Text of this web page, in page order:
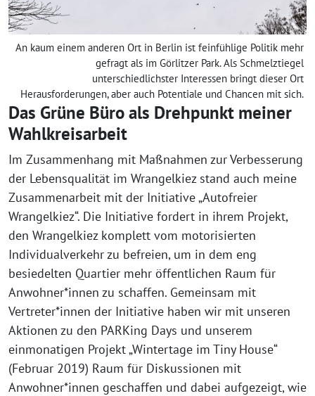
An kaum einem anderen Ort in Berlin ist feinfühlige Politik mehr
gefragt als im Görlitzer Park. Als Schmelztiegel
unterschiedlichster Interessen bringt dieser Ort
Herausforderungen, aber auch Potentiale und Chancen mit sich.
Das Grüne Büro als Drehpunkt meiner
Wahlkreisarbeit
Im Zusammenhang mit Maßnahmen zur Verbesserung
der Lebensqualität im Wrangelkiez stand auch meine
Zusammenarbeit mit der Initiative „Autofreier
Wrangelkiez“. Die Initiative fordert in ihrem Projekt,
den Wrangelkiez komplett vom motorisierten
Individualverkehr zu befreien, um in dem eng
besiedelten Quartier mehr öffentlichen Raum für
Anwohner*innen zu schaffen. Gemeinsam mit
Vertreter*innen der Initiative haben wir mit unseren
Aktionen zu den PARKing Days und unserem
einmonatigen Projekt „Wintertage im Tiny House“
(Februar 2019) Raum für Diskussionen mit
Anwohner*innen geschaffen und dabei aufgezeigt, wie